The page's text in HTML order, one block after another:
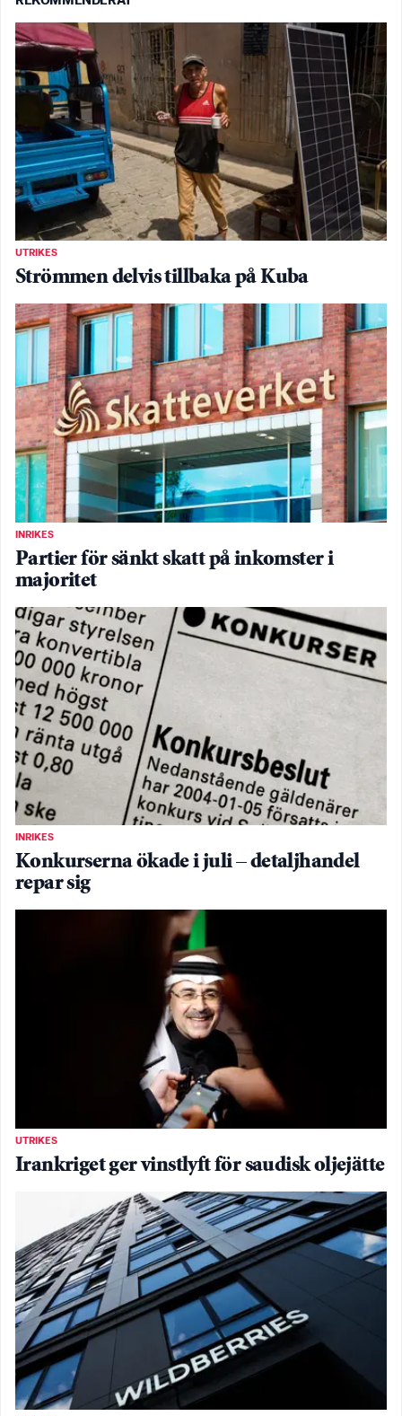
UTRIKES
Strömmen delvis tillbaka på Kuba
INRIKES
Partier för sänkt skatt på inkomster i
majoritet
INRIKES
Konkurserna ökade i juli – detaljhandel
repar sig
UTRIKES
Irankriget ger vinstlyft för saudisk oljejätte